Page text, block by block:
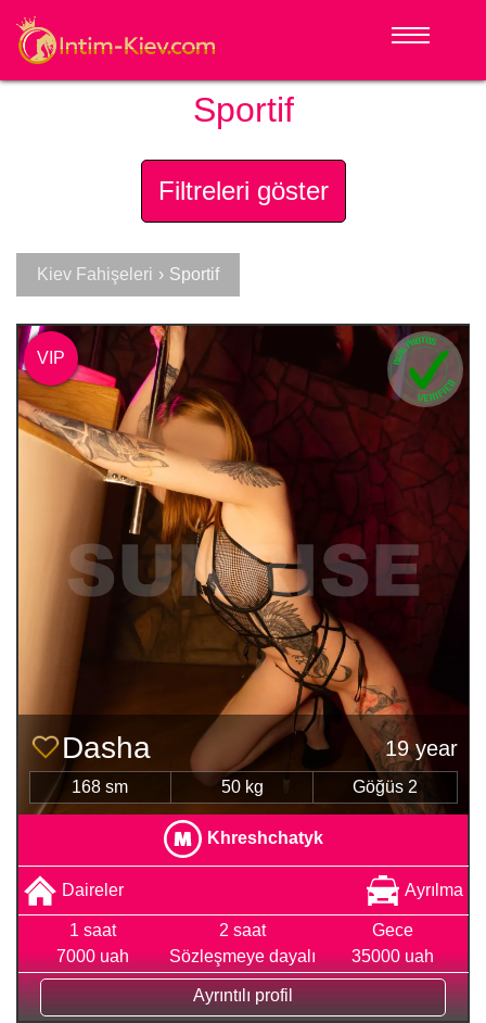
Sportif
Filtreleri göster
Kiev Fahişeleri › Sportif
Dasha 19 year
168 sm 50 kg Göğüs 2
Khreshchatyk
Daireler Ayrılma
1 saat
7000 uah
2 saat
Sözleşmeye dayalı
Gece
35000 uah
Ayrıntılı profil
VIP